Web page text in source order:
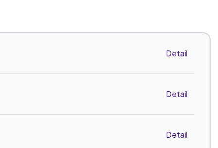
Detail
Detail
Detail